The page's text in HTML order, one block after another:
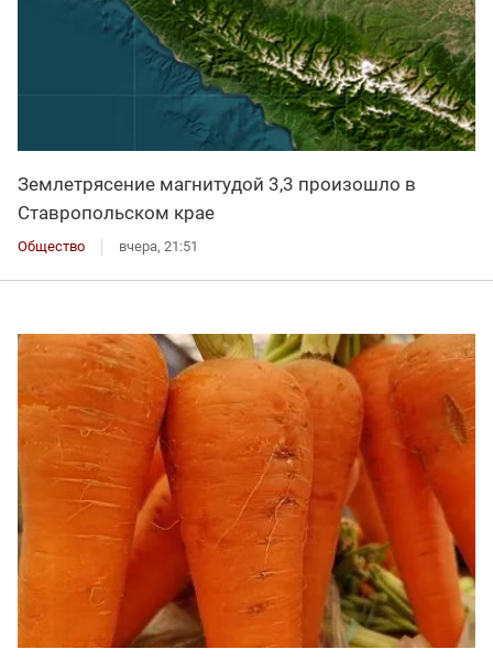
Землетрясение магнитудой 3,3 произошло в
Ставропольском крае
Общество вчера, 21:51